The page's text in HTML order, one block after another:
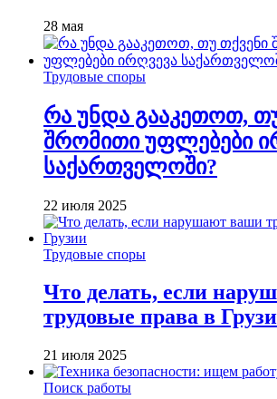
28 мая
Трудовые споры
რა უნდა გააკეთოთ,
შრომითი უფლებები
საქართველოში?
22 июля 2025
Трудовые споры
Что делать, если
трудовые права в
21 июля 2025
Поиск работы